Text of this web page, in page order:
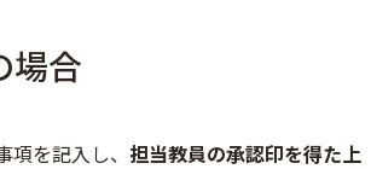
場合
を記入し、 担当教員の承認印を得た上